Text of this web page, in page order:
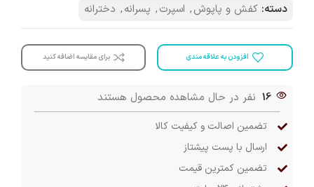
دسته: کفش و پاپوش, اسپرت, پسرانه, دخترانه
افزودن به علاقه مندی برای مقایسه اضافه کنید
16 نفر در حال مشاهده محصول هستند
تضمین اصالت و کیفیت کالا
ارسال با پست پیشتاز
تضمین کمترین قیمت